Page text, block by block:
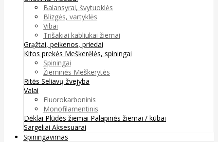
Balansyrai, švytuoklės
Blizgės, vartyklės
Vibai
Trišakiai kabliukai žiemai
Grąžtai, peikenos, priedai
Kitos prekės Meškerėlės, spiningai
Spiningai
Žieminės Meškerytės
Ritės Seliavų žvejyba
Valai
Fluorokarboninis
Monofilamentinis
Dėklai Plūdės žiemai Palapinės žiemai / kūbai
Sargeliai Aksesuarai
Spiningavimas